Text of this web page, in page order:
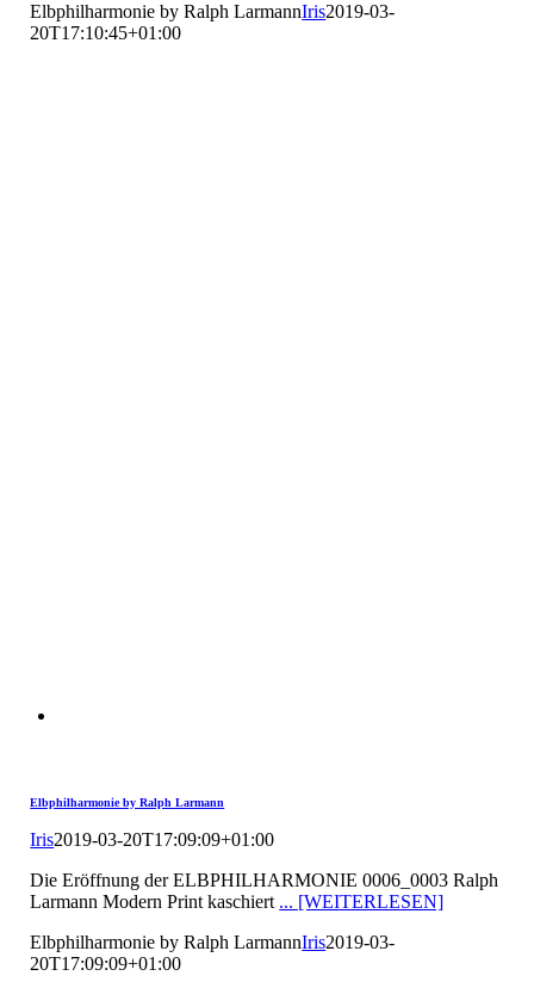
Elbphilharmonie by Ralph LarmannIris2019-03-
20T17:10:45+01:00
Elbphilharmonie by Ralph Larmann
Iris2019-03-20T17:09:09+01:00
Die Eröffnung der ELBPHILHARMONIE 0006_0003 Ralph
Larmann Modern Print kaschiert ... [WEITERLESEN]
Elbphilharmonie by Ralph LarmannIris2019-03-
20T17:09:09+01:00